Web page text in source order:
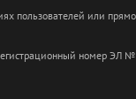
пользователей или
номер ЭЛ